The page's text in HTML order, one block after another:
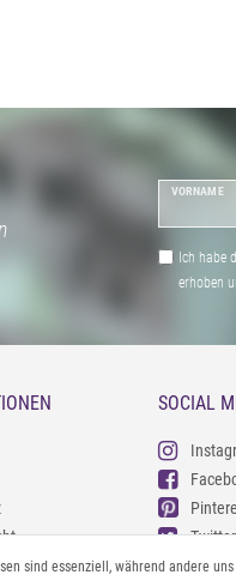
VORNAME
Ich habe
erhoben
Versand
SOCIAL
Twitter
sind essenziell, während andere